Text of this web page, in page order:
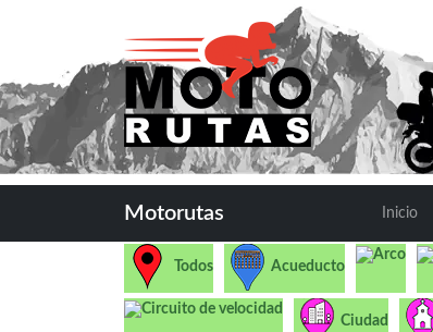
Motorutas Inicio
Todos Acueducto
Arco
Circuito de velocidad
Ciudad